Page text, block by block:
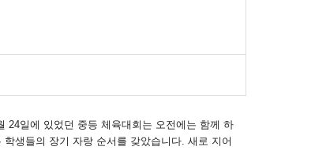
24일에 있었던 중등 체육대회는 오전에는 함께 하
생들의 장기 자랑 순서를 갖았습니다. 새로 지어